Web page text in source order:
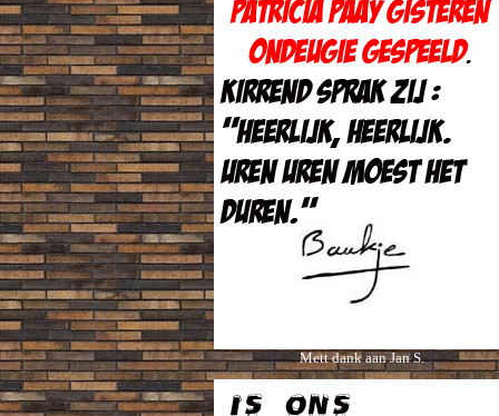
Mett dank aan Jan S.